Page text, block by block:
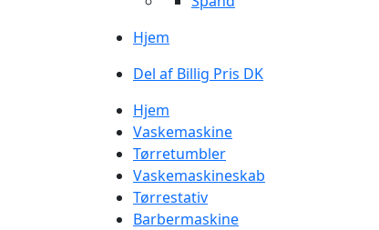
Hjem
Del af Billig Pris DK
Hjem
Vaskemaskine
Tørretumbler
Vaskemaskineskab
Tørrestativ
Barbermaskine